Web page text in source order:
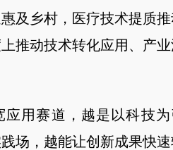
及乡村，医疗技术提质推
推动技术转化应用、产业
用赛道，越是以科技为
场，越能让创新成果快